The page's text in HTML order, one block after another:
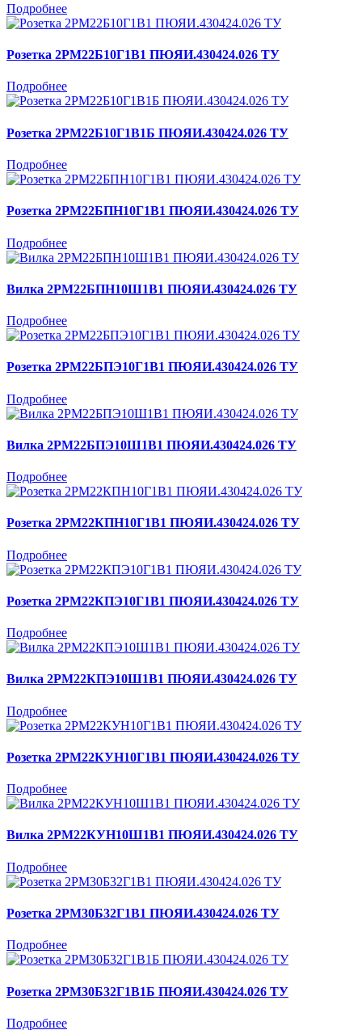
Подробнее
Розетка 2РМ22Б10Г1В1 ПЮЯИ.430424.026 ТУ
Подробнее
Розетка 2РМ22Б10Г1В1Б ПЮЯИ.430424.026 ТУ
Подробнее
Розетка 2РМ22БПН10Г1В1 ПЮЯИ.430424.026 ТУ
Подробнее
Вилка 2РМ22БПН10Ш1В1 ПЮЯИ.430424.026 ТУ
Подробнее
Розетка 2РМ22БПЭ10Г1В1 ПЮЯИ.430424.026 ТУ
Подробнее
Вилка 2РМ22БПЭ10Ш1В1 ПЮЯИ.430424.026 ТУ
Подробнее
Розетка 2РМ22КПН10Г1В1 ПЮЯИ.430424.026 ТУ
Подробнее
Розетка 2РМ22КПЭ10Г1В1 ПЮЯИ.430424.026 ТУ
Подробнее
Вилка 2РМ22КПЭ10Ш1В1 ПЮЯИ.430424.026 ТУ
Подробнее
Розетка 2РМ22КУН10Г1В1 ПЮЯИ.430424.026 ТУ
Подробнее
Вилка 2РМ22КУН10Ш1В1 ПЮЯИ.430424.026 ТУ
Подробнее
Розетка 2РМ30Б32Г1В1 ПЮЯИ.430424.026 ТУ
Подробнее
Розетка 2РМ30Б32Г1В1Б ПЮЯИ.430424.026 ТУ
Подробнее